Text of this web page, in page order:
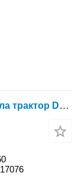
Диференцијал ZF 2093009107 за тркала трактор Deutz-Fahr